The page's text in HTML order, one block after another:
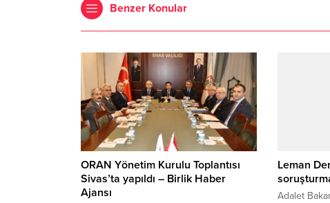
Benzer Konular
ORAN Yönetim Kurulu Toplantısı
Sivas’ta yapıldı – Birlik Haber
Ajansı
Leman
Adalet